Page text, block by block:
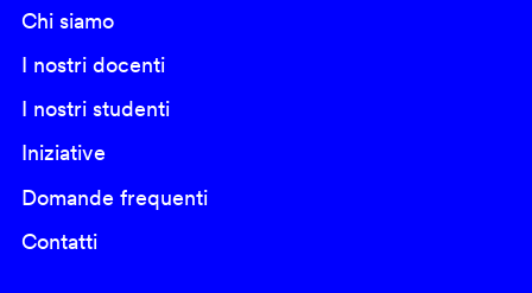
Chi siamo
I nostri docenti
I nostri studenti
Iniziative
Domande frequenti
Contatti